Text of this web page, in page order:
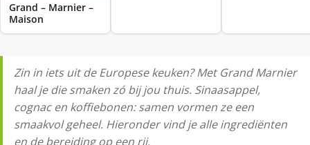
Grand – Marnier –
Maison
Zin in iets uit de Europese keuken? Met Grand Marnier
haal je die smaken zó bij jou thuis. Sinaasappel,
cognac en koffiebonen: samen vormen ze een
smaakvol geheel. Hieronder vind je alle ingrediënten
en de bereiding op een rij.